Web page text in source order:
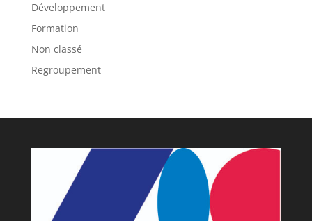
Développement
Formation
Non classé
Regroupement